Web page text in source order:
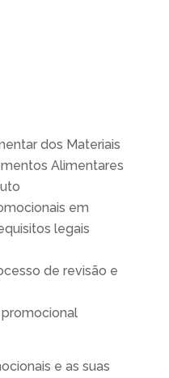
dos Materiais
Alimentares
em
legais
de revisão e
e as suas